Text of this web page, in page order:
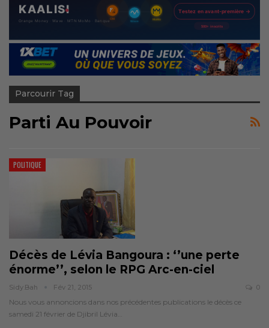
Parcourir Tag
Parti Au Pouvoir
POLITIQUE
Décès de Lévia Bangoura : ‘’une perte
énorme’’, selon le RPG Arc-en-ciel
Sidy.bah Fév 21, 2015 0
Nous vous annoncions dans nos précédentes publications le décès ce
samedi 21 février de Djibril Lévia…